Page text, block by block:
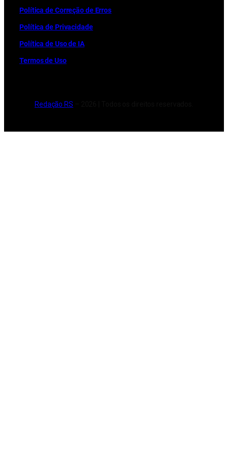
Política de Correção de Erros
Política de Privacidade
Política de Uso de IA
Termos de Uso
Redação RS